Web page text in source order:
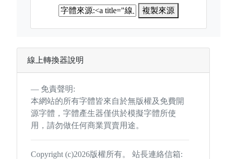
複製來源
線上轉換器說明
免責聲明:
本網站的所有字體皆來自於無版權及免費開
源字體，字體產生器僅供於模擬字體所使
用，請勿做任何商業買賣用途。
Copyright (c)2026版權所有。 站長連絡信箱: